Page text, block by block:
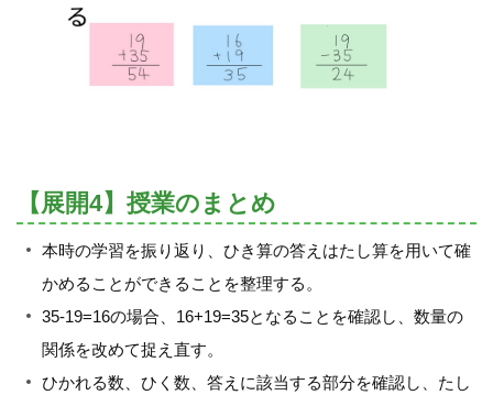
【展開4】授業のまとめ
本時の学習を振り返り、ひき算の答えはたし算を用いて確
かめることができることを整理する。
35-19=16の場合、16+19=35となることを確認し、数量の
関係を改めて捉え直す。
ひかれる数、ひく数、答えに該当する部分を確認し、たし